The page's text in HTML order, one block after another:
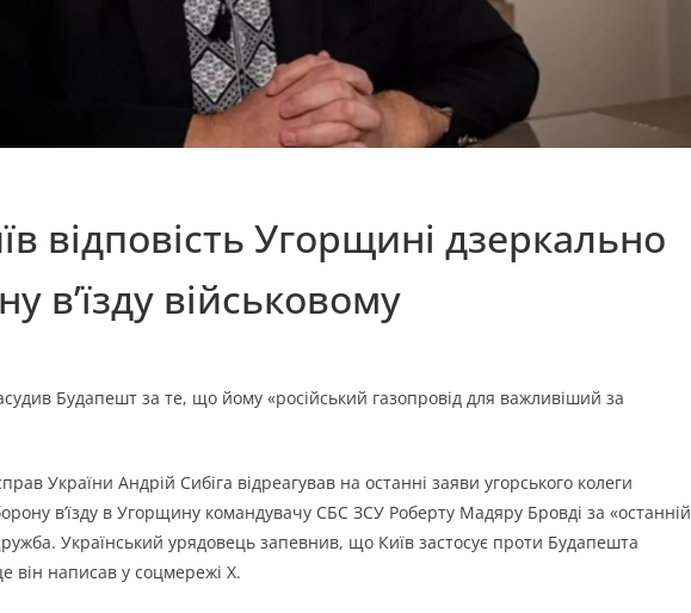
відповість Угорщині дзеркально
в’їзду військовому
Будапешт за те, що йому «російський газопровід для важливіший за
України Андрій Сибіга відреагував на останні заяви угорського колеги
в’їзду в Угорщину командувачу СБС ЗСУ Роберту Мадяру Бровді за «останній
Український урядовець запевнив, що Київ застосує проти Будапешта
він написав у соцмережі Х.